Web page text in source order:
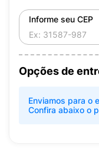
Informe seu CEP
Opções de
Enviamos para o
Confira abaixo o